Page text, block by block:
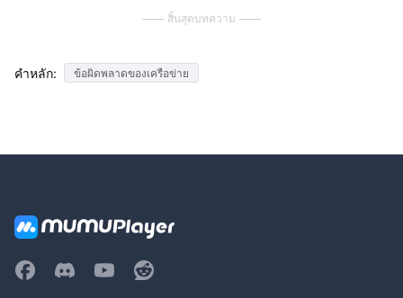
สิ้นสุดบทความ
คำหลัก: ข้อผิดพลาดของเครือข่าย